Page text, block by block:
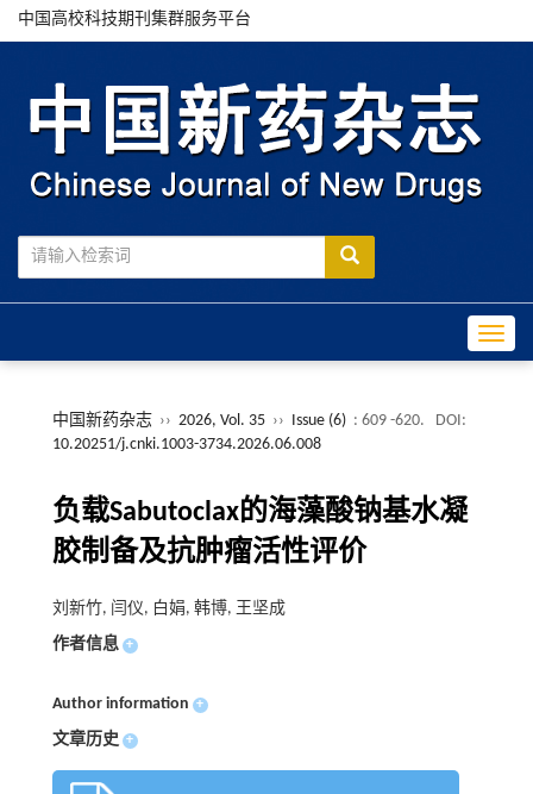
中国高校科技期刊集群服务平台
中国新药杂志 ›› 2026, Vol. 35 ›› Issue (6) : 609 -620.
DOI:
10.20251/j.cnki.1003-3734.2026.06.008
负载Sabutoclax的海藻酸钠基水凝
胶制备及抗肿瘤活性评价
刘新竹, 闫仪, 白娟, 韩博, 王坚成
作者信息 +
Author information +
文章历史 +